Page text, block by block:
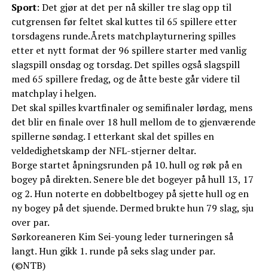
Sport: Det gjør at det per nå skiller tre slag opp til
cutgrensen før feltet skal kuttes til 65 spillere etter
torsdagens runde.Årets matchplayturnering spilles
etter et nytt format der 96 spillere starter med vanlig
slagspill onsdag og torsdag. Det spilles også slagspill
med 65 spillere fredag, og de åtte beste går videre til
matchplay i helgen.
Det skal spilles kvartfinaler og semifinaler lørdag, mens
det blir en finale over 18 hull mellom de to gjenværende
spillerne søndag. I etterkant skal det spilles en
veldedighetskamp der NFL-stjerner deltar.
Borge startet åpningsrunden på 10. hull og røk på en
bogey på direkten. Senere ble det bogeyer på hull 13, 17
og 2. Hun noterte en dobbeltbogey på sjette hull og en
ny bogey på det sjuende. Dermed brukte hun 79 slag, sju
over par.
Sørkoreaneren Kim Sei-young leder turneringen så
langt. Hun gikk 1. runde på seks slag under par.
(©NTB)